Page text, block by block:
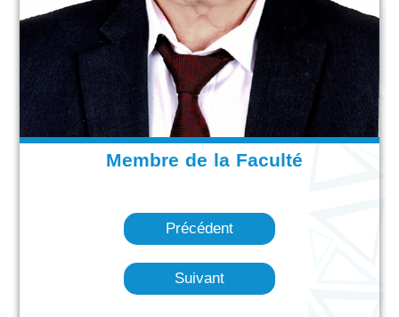
Membre de la Faculté
Précédent
Suivant